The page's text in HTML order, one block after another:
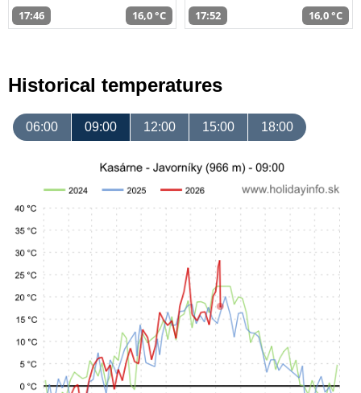
17:46 16,0 °C 17:52 16,0 °C
Historical temperatures
06:00 09:00 12:00 15:00 18:00